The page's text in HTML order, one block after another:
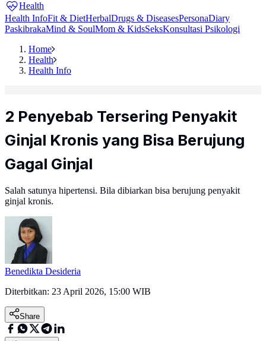
Health
Health InfoFit & DietHerbalDrugs & DiseasesPersonaDiary
PaskibrakaMind & SoulMom & KidsSeksKonsultasi Psikologi
Home
Health
Health Info
2 Penyebab Tersering Penyakit
Ginjal Kronis yang Bisa Berujung
Gagal Ginjal
Salah satunya hipertensi. Bila dibiarkan bisa berujung penyakit
ginjal kronis.
Benedikta Desideria
Diterbitkan: 23 April 2026, 15:00 WIB
Share